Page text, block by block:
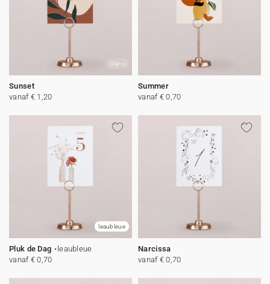
Glans
Sunset
vanaf € 1,20
Summer
vanaf € 0,70
leaubleue
Pluk de Dag
leaubleue
vanaf € 0,70
Narcissa
vanaf € 0,70